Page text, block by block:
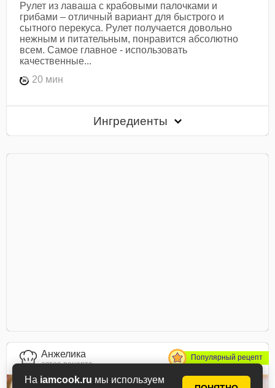
На iamcook.ru мы используем
Рулет из лаваша с крабовыми палочками и
грибами – отличный вариант для быстрого и
сытного перекуса. Рулет получается довольно
нежным и питательным, понравится абсолютно
всем. Самое главное - использовать
качественные...
20 мин
Ингредиенты
Анжелика
автор рецепта
Популярный рецепт